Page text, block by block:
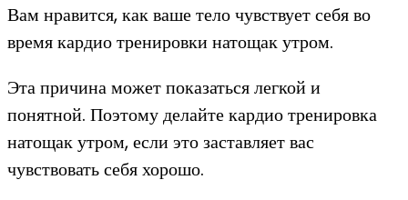
Вам нравится, как ваше тело чувствует себя во
время кардио тренировки натощак утром.
Эта причина может показаться легкой и
понятной. Поэтому делайте кардио тренировка
натощак утром, если это заставляет вас
чувствовать себя хорошо.